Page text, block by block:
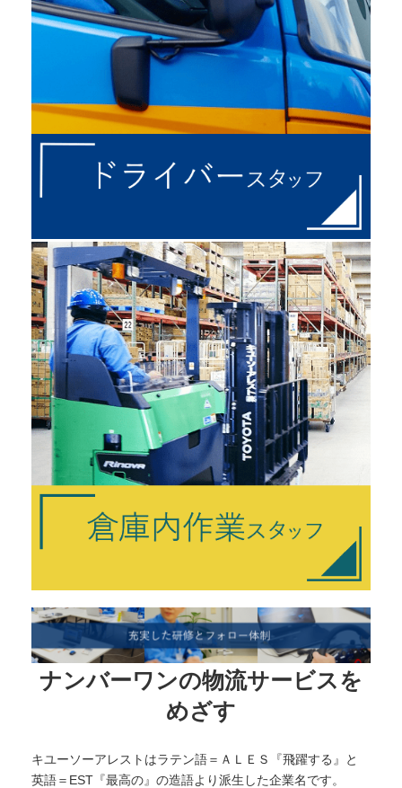
ナンバーワンの物流サービスを
めざす
キユーソーアレストはラテン語＝ＡＬＥＳ『飛躍する』と
英語＝EST『最高の』の造語より派生した企業名です。